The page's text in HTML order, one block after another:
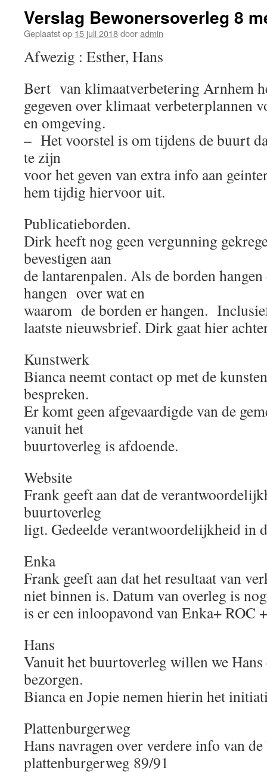
Verslag Bewonersoverleg 8
Geplaatst op 15 juli 2018dooradmin
Afwezig : Esther, Hans
Bert van klimaatverbetering Arnhem
gegeven over klimaat verbeterplannen
en omgeving.
– Het voorstel is om tijdens de buurt
te zijn
voor het geven van extra info aan
hem tijdig hiervoor uit.
Publicatieborden.
Dirk heeft nog geen vergunning
bevestigen aan
de lantarenpalen. Als de borden
hangen over wat en
waarom de borden er hangen.
laatste nieuwsbrief. Dirk gaat hier
Kunstwerk
Bianca neemt contact op met de
bespreken.
Er komt geen afgevaardigde van de
vanuit het
buurtoverleg is afdoende.
Website
Frank geeft aan dat de
buurtoverleg
ligt. Gedeelde verantwoordelijkheid in
Enka
Frank geeft aan dat het resultaat van
niet binnen is. Datum van overleg is
is er een inloopavond van Enka+ ROC
Hans
Vanuit het buurtoverleg willen we Hans
bezorgen.
Bianca en Jopie nemen hierin het
Plattenburgerweg
Hans navragen over verdere info van
plattenburgerweg 89/91